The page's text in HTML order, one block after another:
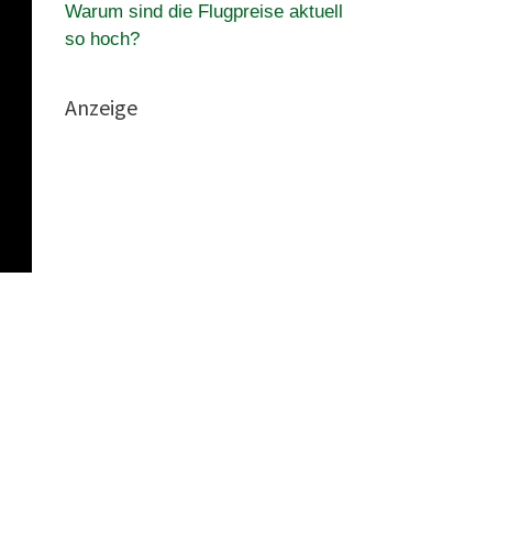
Warum sind die Flugpreise aktuell
so hoch?
Anzeige